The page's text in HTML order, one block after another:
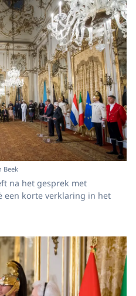
Beek
na het gesprek met
een korte verklaring in het